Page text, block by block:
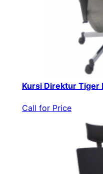
Kursi Direktur Tiger
Call for Price